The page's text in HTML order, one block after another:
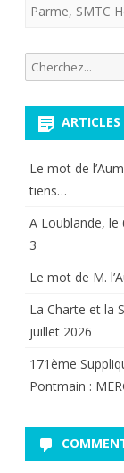
Parme, SMTC
Recherche
pour:
ARTICLES
Le mot de
tiens…
A Loublande, le
3
Le mot de M.
La Charte et la
juillet 2026
171ème
Pontmain :